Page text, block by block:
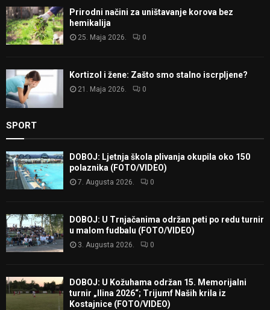
Prirodni načini za uništavanje korova bez
hemikalija
25. Maja 2026. 0
Kortizol i žene: Zašto smo stalno iscrpljene?
21. Maja 2026. 0
SPORT
DOBOJ: Ljetnja škola plivanja okupila oko 150
polaznika (FOTO/VIDEO)
7. Augusta 2026. 0
DOBOJ: U Trnjačanima održan peti po redu turnir
u malom fudbalu (FOTO/VIDEO)
3. Augusta 2026. 0
DOBOJ: U Kožuhama održan 15. Memorijalni
turnir „Ilina 2026“; Trijumf Naših krila iz
Kostajnice (FOTO/VIDEO)